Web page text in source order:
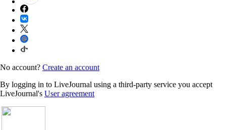
No account? Create an account
By logging in to LiveJournal using a third-party service you accept
LiveJournal's User agreement